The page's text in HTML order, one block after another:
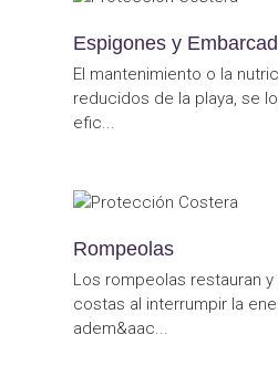
Espigones y
El mantenimiento o la
reducidos de la playa, se
efic...
Rompeolas
Los rompeolas restauran
costas al interrumpir la
adem&aac...